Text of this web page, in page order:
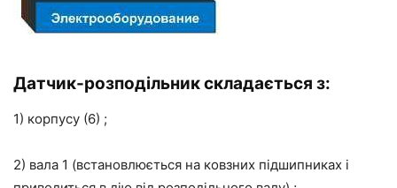
Датчик-розподільникскладається з:
1) корпусу (6) ;
2) вала 1 (встановлюється на ковзних підшипниках і